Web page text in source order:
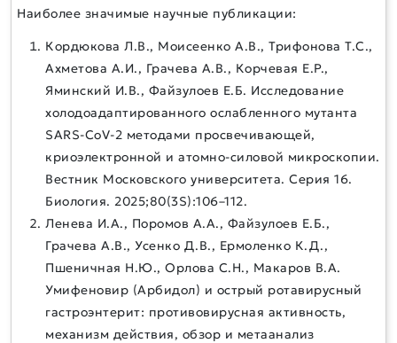
Наиболее значимые научные публикации:
Кордюкова Л.В., Моисеенко А.В., Трифонова Т.С.,
Ахметова А.И., Грачева А.В., Корчевая Е.Р.,
Яминский И.В., Файзулоев Е.Б. Исследование
холодоадаптированного ослабленного мутанта
SARS-CoV-2 методами просвечивающей,
криоэлектронной и атомно-силовой микроскопии.
Вестник Московского университета. Серия 16.
Биология. 2025;80(3S):106–112.
Ленева И.А., Поромов А.А., Файзулоев Е.Б.,
Грачева А.В., Усенко Д.В., Ермоленко К.Д.,
Пшеничная Н.Ю., Орлова С.Н., Макаров В.А.
Умифеновир (Арбидол) и острый ротавирусный
гастроэнтерит: противовирусная активность,
механизм действия, обзор и метаанализ